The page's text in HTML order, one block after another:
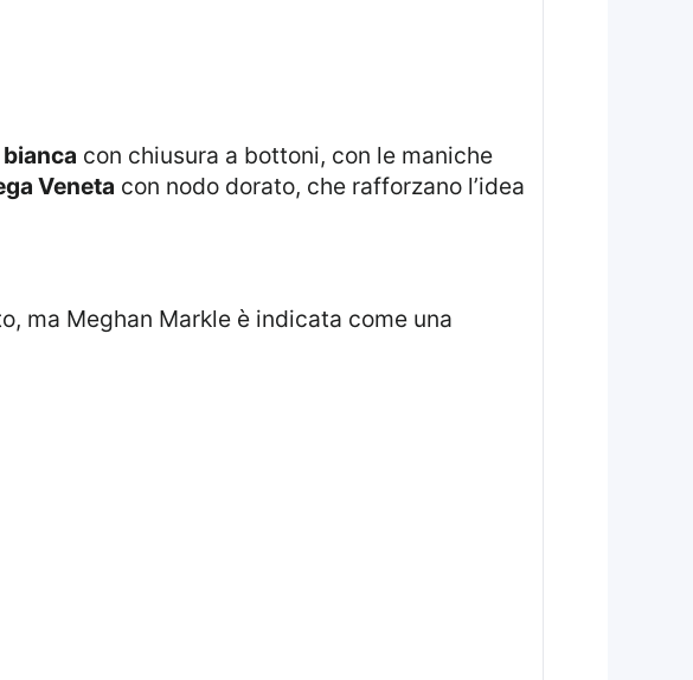
con chiusura a bottoni, con le maniche
Veneta con nodo dorato, che rafforzano l’idea